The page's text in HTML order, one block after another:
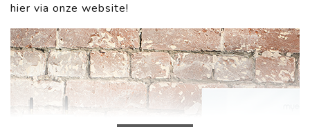
hier via onze website!